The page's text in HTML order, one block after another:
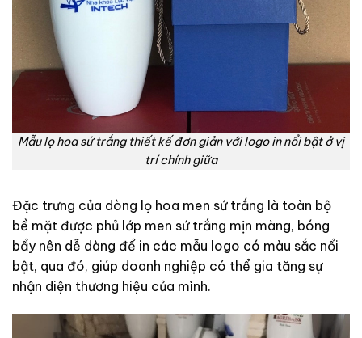
Mẫu lọ hoa sứ trắng thiết kế đơn giản với logo in nổi bật ở vị
trí chính giữa
Đặc trưng của dòng lọ hoa men sứ trắng là toàn bộ
bề mặt được phủ lớp men sứ trắng mịn màng, bóng
bẩy nên dễ dàng để in các mẫu logo có màu sắc nổi
bật, qua đó, giúp doanh nghiệp có thể gia tăng sự
nhận diện thương hiệu của mình.